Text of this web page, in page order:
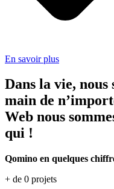
En savoir plus
Dans la vie, nous
main de
Web nous
qui !
Qomino en quelques
+ de 0 projets